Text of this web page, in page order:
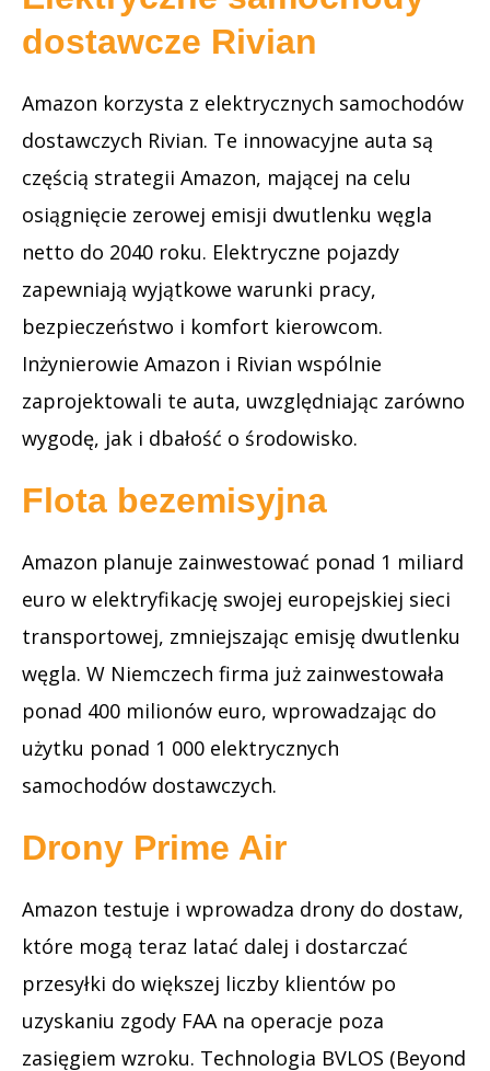
dostawcze Rivian
Amazon korzysta z elektrycznych samochodów
dostawczych Rivian. Te innowacyjne auta są
częścią strategii Amazon, mającej na celu
osiągnięcie zerowej emisji dwutlenku węgla
netto do 2040 roku. Elektryczne pojazdy
zapewniają wyjątkowe warunki pracy,
bezpieczeństwo i komfort kierowcom.
Inżynierowie Amazon i Rivian wspólnie
zaprojektowali te auta, uwzględniając zarówno
wygodę, jak i dbałość o środowisko.
Flota bezemisyjna
Amazon planuje zainwestować ponad 1 miliard
euro w elektryfikację swojej europejskiej sieci
transportowej, zmniejszając emisję dwutlenku
węgla. W Niemczech firma już zainwestowała
ponad 400 milionów euro, wprowadzając do
użytku ponad 1 000 elektrycznych
samochodów dostawczych.
Drony Prime Air
Amazon testuje i wprowadza drony do dostaw,
które mogą teraz latać dalej i dostarczać
przesyłki do większej liczby klientów po
uzyskaniu zgody FAA na operacje poza
zasięgiem wzroku. Technologia BVLOS (Beyond